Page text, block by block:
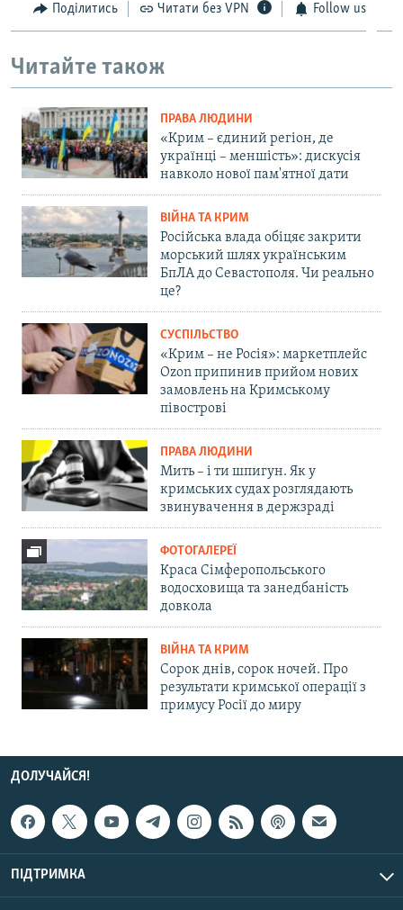
Поділитись Читати без VPN Follow us
Читайте також
ПРАВА ЛЮДИНИ
«Крим – єдиний регіон, де
українці – меншість»: дискусія
навколо нової пам'ятної дати
ВІЙНА ТА КРИМ
Російська влада обіцяє закрити
морський шлях українським
БпЛА до Севастополя. Чи реально
це?
СУСПІЛЬСТВО
«Крим – не Росія»: маркетплейс
Ozon припинив прийом нових
замовлень на Кримському
півострові
ПРАВА ЛЮДИНИ
Мить – і ти шпигун. Як у
кримських судах розглядають
звинувачення в держзраді
ФОТОГАЛЕРЕЇ
Краса Сімферопольського
водосховища та занедбаність
довкола
ВІЙНА ТА КРИМ
Сорок днів, сорок ночей. Про
результати кримської операції з
примусу Росії до миру
ДОЛУЧАЙСЯ!
ПІДТРИМКА